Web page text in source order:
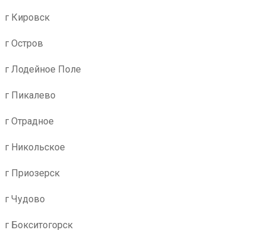
г Кировск
г Остров
г Лодейное Поле
г Пикалево
г Отрадное
г Никольское
г Приозерск
г Чудово
г Бокситогорск